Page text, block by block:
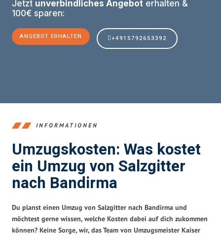
Jetzt unverbindliches Angebot erhalten &
100€ sparen:
ANGEBOT ERHALTEN +4915792653392
INFORMATIONEN
Umzugskosten: Was kostet
ein Umzug von Salzgitter
nach Bandirma
Du planst einen Umzug von Salzgitter nach Bandirma und
möchtest gerne wissen, welche Kosten dabei auf dich zukommen
können? Keine Sorge, wir, das Team von Umzugsmeister Kaiser